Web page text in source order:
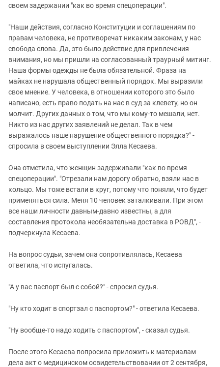
своем задержании "как во время спецоперации".
"Наши действия, согласно Конституции и соглашениям по
правам человека, не противоречат никаким законам, у нас
свобода слова. Да, это было действие для привлечения
внимания, но мы пришли на согласованный траурный митинг.
Наша формы одежды не была обязательной. Фраза на
майках не нарушала общественный порядок. Мы выразили
свое мнение. У человека, в отношении которого это было
написано, есть право подать на нас в суд за клевету, но он
молчит. Других данных о том, что мы кому-то мешали, нет.
Никто из нас других заявлений не делал. Так в чем
выражалось наше нарушение общественного порядка?" -
спросила в своем выступлении Элла Кесаева.
Она отметила, что женщин задерживали "как во время
спецоперации". "Отрезали нам дорогу обратно, взяли нас в
кольцо. Мы тоже встали в круг, потому что поняли, что будет
применяться сила. Меня 10 человек заталкивали. При этом
все наши личности давным-давно известны, а для
составления протокола необязательна доставка в РОВД", -
подчеркнула Кесаева.
На вопрос судьи, зачем она сопротивлялась, Кесаева
ответила, что испугалась.
"А у вас паспорт был с собой?" - спросил судья.
"Ну кто ходит в спортзал с паспортом?" - ответила Кесаева.
"Ну вообще-то надо ходить с паспортом", - сказал судья.
После этого Кесаева попросила приложить к материалам
дела акт о медицинском освидетельствовании от 2 сентября,